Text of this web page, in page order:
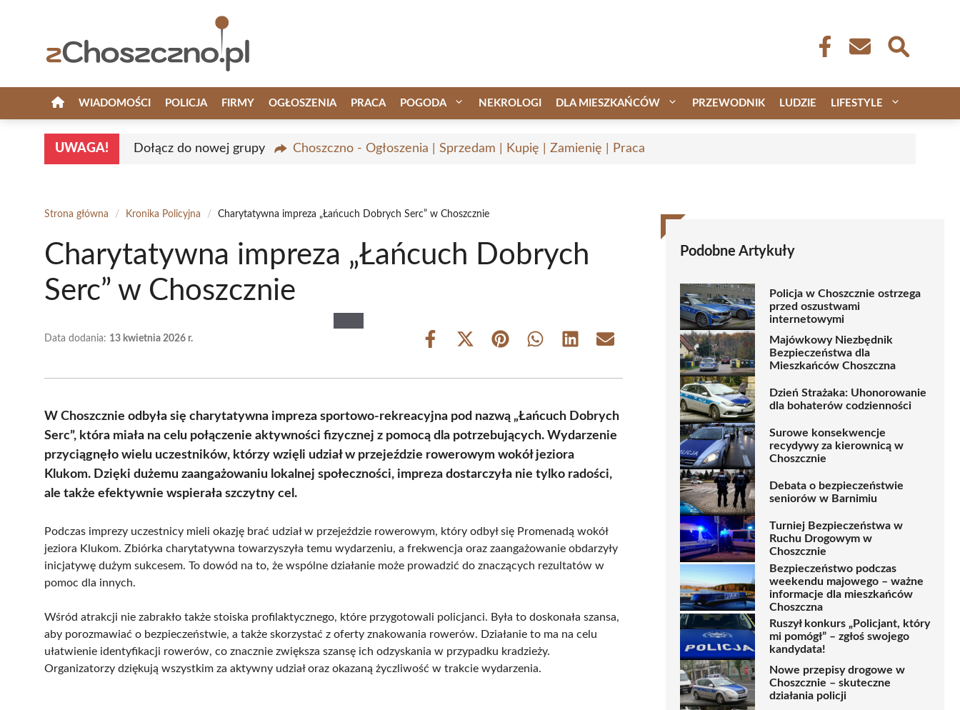
WIADOMOŚCI POLICJA FIRMY OGŁOSZENIA PRACA POGODA NEKROLOGI DLA MIESZKAŃCÓW PRZEWODNIK LUDZIE LIFESTYLE
UWAGA! Dołącz do nowej grupy Choszczno - Ogłoszenia | Sprzedam | Kupię | Zamienię | Praca
Strona główna / Kronika Policyjna / Charytatywna impreza „Łańcuch Dobrych Serc” w Choszcznie
Charytatywna impreza „Łańcuch Dobrych
Serc” w Choszcznie
Data dodania: 13 kwietnia 2026 r.
Share
Share
(Twitter)
Share Share Share Share
W Choszcznie odbyła się charytatywna impreza sportowo-rekreacyjna pod nazwą „Łańcuch Dobrych
Serc”, która miała na celu połączenie aktywności fizycznej z pomocą dla potrzebujących. Wydarzenie
przyciągnęło wielu uczestników, którzy wzięli udział w przejeździe rowerowym wokół jeziora
Klukom. Dzięki dużemu zaangażowaniu lokalnej społeczności, impreza dostarczyła nie tylko radości,
ale także efektywnie wspierała szczytny cel.
Podczas imprezy uczestnicy mieli okazję brać udział w przejeździe rowerowym, który odbył się Promenadą wokół
jeziora Klukom. Zbiórka charytatywna towarzyszyła temu wydarzeniu, a frekwencja oraz zaangażowanie obdarzyły
inicjatywę dużym sukcesem. To dowód na to, że wspólne działanie może prowadzić do znaczących rezultatów w
pomoc dla innych.
Wśród atrakcji nie zabrakło także stoiska profilaktycznego, które przygotowali policjanci. Była to doskonała szansa,
aby porozmawiać o bezpieczeństwie, a także skorzystać z oferty znakowania rowerów. Działanie to ma na celu
ułatwienie identyfikacji rowerów, co znacznie zwiększa szansę ich odzyskania w przypadku kradzieży.
Organizatorzy dziękują wszystkim za aktywny udział oraz okazaną życzliwość w trakcie wydarzenia.
Podobne Artykuły
Policja w Choszcznie ostrzega
przed oszustwami
internetowymi
Majówkowy Niezbędnik
Bezpieczeństwa dla
Mieszkańców Choszczna
Dzień Strażaka: Uhonorowanie
dla bohaterów codzienności
Surowe konsekwencje
recydywy za kierownicą w
Choszcznie
Debata o bezpieczeństwie
seniorów w Barnimiu
Turniej Bezpieczeństwa w
Ruchu Drogowym w
Choszcznie
Bezpieczeństwo podczas
weekendu majowego – ważne
informacje dla mieszkańców
Choszczna
Ruszył konkurs „Policjant, który
mi pomógł” – zgłoś swojego
kandydata!
Nowe przepisy drogowe w
Choszcznie – skuteczne
działania policji